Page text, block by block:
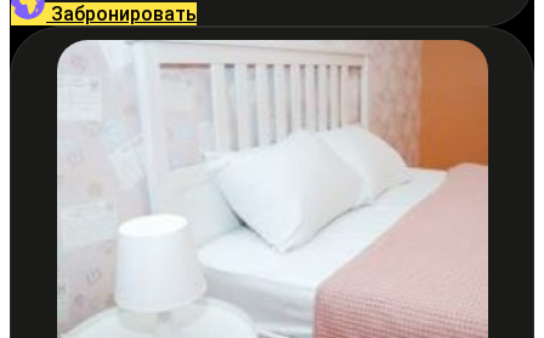
Забронировать